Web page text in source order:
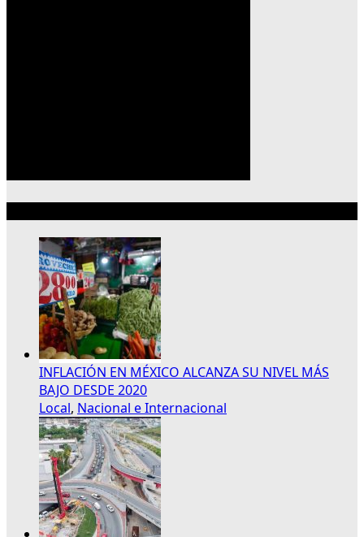
INFLACIÓN EN MÉXICO ALCANZA SU NIVEL MÁS
BAJO DESDE 2020
Local, Nacional e Internacional